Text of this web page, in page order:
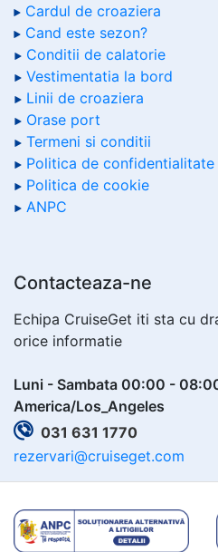
Cardul de croaziera
Cand este sezon?
Conditii de calatorie
Vestimentatia la bord
Linii de croaziera
Orase port
Termeni si conditii
Politica de confidentialitate
Politica de cookie
ANPC
Contacteaza-ne
Echipa CruiseGet iti sta cu
orice informatie
Luni - Sambata 00:00 -
America/Los_Angeles
031 631 1770
rezervari@cruiseget.com